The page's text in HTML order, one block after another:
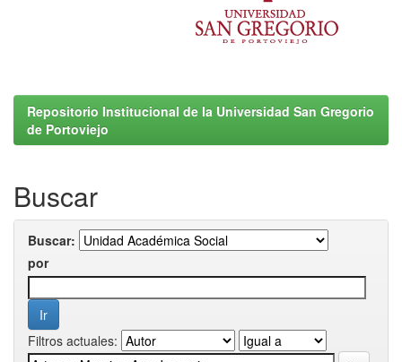
Repositorio Institucional de la Universidad San Gregorio
de Portoviejo
Buscar
Buscar:
por
Filtros actuales: